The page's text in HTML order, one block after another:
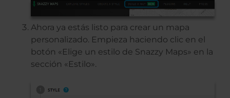
Ahora ya estás listo para crear un mapa
personalizado. Empieza haciendo clic en el
botón «Elige un estilo de Snazzy Maps» en la
sección «Estilo».